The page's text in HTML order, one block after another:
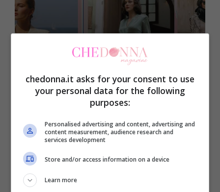
Come ricreare lo stile
degli anni Quaranta con
le proposte
contemporanee
27 Marzo 2023
chedonna.it asks for your consent to use
your personal data for the following
purposes:
Personalised advertising and content, advertising and
content measurement, audience research and
services development
Store and/or access information on a device
Learn more